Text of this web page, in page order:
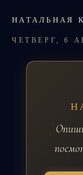
НАТАЛЬНАЯ
ЧЕТВЕРГ, 6